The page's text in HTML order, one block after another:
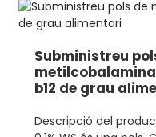
Subministreu
b12 de grau
Descripció del